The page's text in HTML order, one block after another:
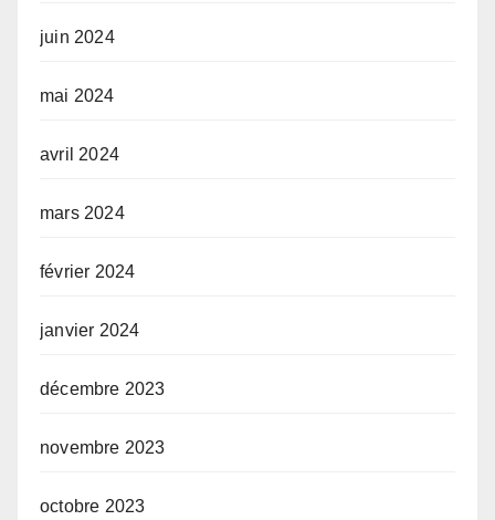
juin 2024
mai 2024
avril 2024
mars 2024
février 2024
janvier 2024
décembre 2023
novembre 2023
octobre 2023